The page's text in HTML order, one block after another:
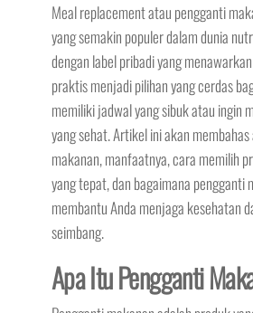
Meal replacement atau pengganti
yang semakin populer dalam dunia
dengan label pribadi yang
praktis menjadi pilihan yang cerdas
memiliki jadwal yang sibuk atau ingin
yang sehat. Artikel ini akan
makanan, manfaatnya, cara memilih
yang tepat, dan bagaimana pengganti
membantu Anda menjaga kesehatan
seimbang.
Apa Itu Pengganti